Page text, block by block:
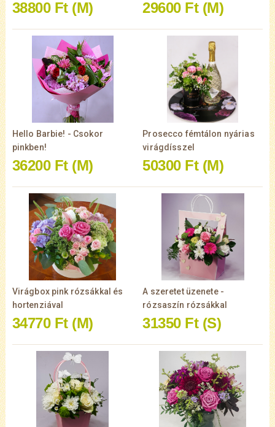
38800 Ft (M) 29600 Ft (M)
Hello Barbie! - Csokor
pinkben!
36200 Ft (M)
Prosecco fémtálon nyárias
virágdísszel
50300 Ft (M)
Virágbox pink rózsákkal és
hortenziával
34770 Ft (M)
A szeretet üzenete -
rózsaszín rózsákkal
31350 Ft (S)